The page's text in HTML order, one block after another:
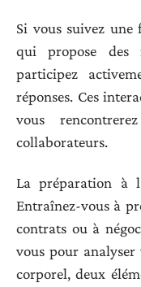
Si vous suivez une
qui propose des
participez
réponses. Ces
vous
collaborateurs.
La préparation à
Entraînez-vous à
contrats ou à
vous pour analyser
corporel, deux